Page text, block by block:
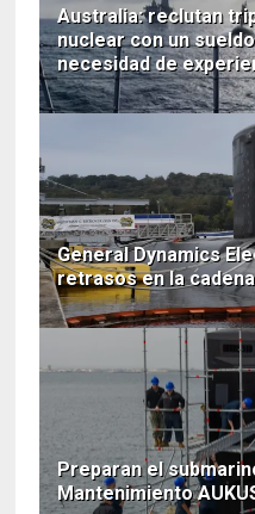
Australia: reclutan
nuclear con un
necesidad de
General Dynamics
retrasos en la
Preparan el
Mantenimiento